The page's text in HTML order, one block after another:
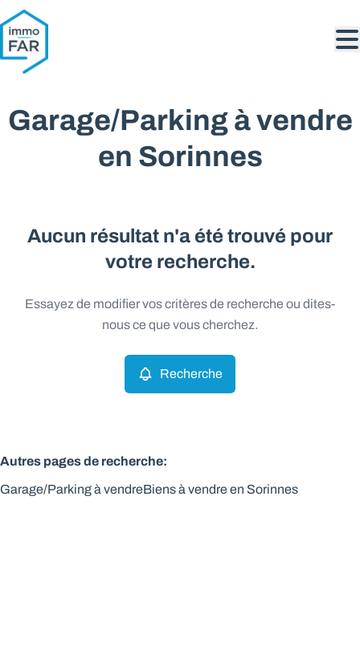
Aller au contenu principal
Garage/Parking à vendre
en Sorinnes
Aucun résultat n'a été trouvé pour
votre recherche.
Essayez de modifier vos critères de recherche ou dites-
nous ce que vous cherchez.
Recherche
Autres pages de recherche:
Garage/Parking à vendreBiens à vendre en Sorinnes